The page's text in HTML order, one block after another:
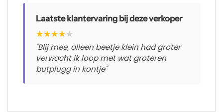
Laatste klantervaring bij deze verkoper
★★★★★
"Blij mee, alleen beetje klein had groter
verwacht ik loop met wat groteren
butplugg in kontje"